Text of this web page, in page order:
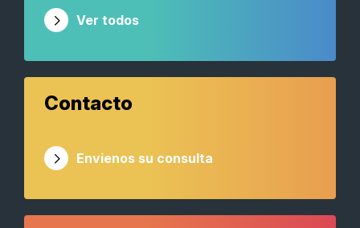
Ver todos
Contacto
Envienos su consulta